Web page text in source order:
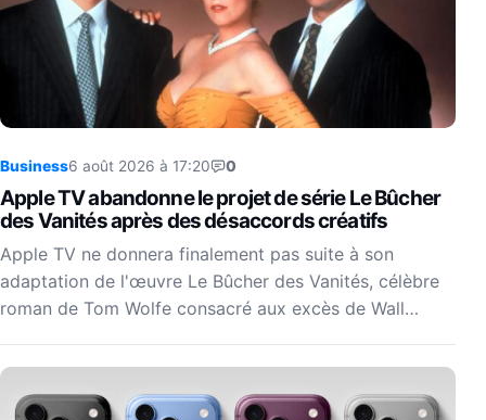
Business6 août 2026 à 17:20 0
Apple TV abandonne le projet de série Le Bûcher
des Vanités après des désaccords créatifs
Apple TV ne donnera finalement pas suite à son
adaptation de l'œuvre Le Bûcher des Vanités, célèbre
roman de Tom Wolfe consacré aux excès de Wall…